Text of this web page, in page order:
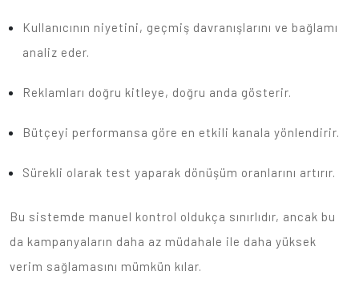
Kullanıcının niyetini, geçmiş davranışlarını ve bağlamı
analiz eder.
Reklamları doğru kitleye, doğru anda gösterir.
Bütçeyi performansa göre en etkili kanala yönlendirir.
Sürekli olarak test yaparak dönüşüm oranlarını artırır.
Bu sistemde manuel kontrol oldukça sınırlıdır, ancak bu
da kampanyaların daha az müdahale ile daha yüksek
verim sağlamasını mümkün kılar.